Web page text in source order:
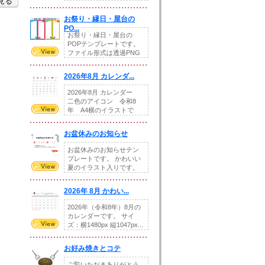
お祭り・縁日・屋台の
PO...
お祭り・縁日・屋台の
POPテンプレートです。
ファイル形式は透過PNG
2026年8月 カレンダ...
2026年8月 カレンダー
二色のアイコン 令和8
年 A4横のイラストで
お盆休みのお知らせ
お盆休みのお知らせテン
プレートです。 かわいい
夏のイラスト入りです。
2026年 8月 かわい...
2026年（令和8年）8月の
カレンダーです。 サイ
ズ：横1480px 縦1047px...
お好み焼きとコテ